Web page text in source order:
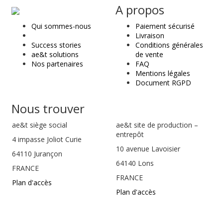
ae
&
t
Qui sommes-nous
Success stories
ae&t solutions
Nos partenaires
A propos
Paiement sécurisé
Livraison
Conditions générales
de vente
FAQ
Mentions légales
Document RGPD
Nous trouver
ae&t siège social
4 impasse Joliot Curie
64110 Jurançon
FRANCE
Plan d'accès
ae&t site de production –
entrepôt
10 avenue Lavoisier
64140 Lons
FRANCE
Plan d'accès